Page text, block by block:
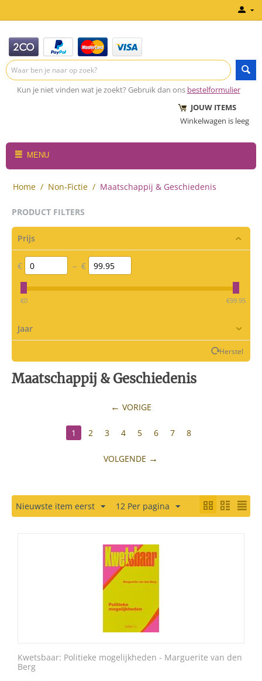
Kun je niet vinden wat je zoekt? Gebruik dan ons bestelformulier
JOUW ITEMS
Winkelwagen is leeg
MENU
Home / Non-Fictie / Maatschappij & Geschiedenis
PRODUCT FILTERS
Prijs
€ – €
‎€0 ‎€99.95
Jaar
Herstel
Maatschappij & Geschiedenis
VORIGE
1 2 3 4 5 6 7 8
VOLGENDE
Nieuwste item eerst 12 Per pagina
Kwetsbaar: Politieke mogelijkheden - Marguerite van den
Berg